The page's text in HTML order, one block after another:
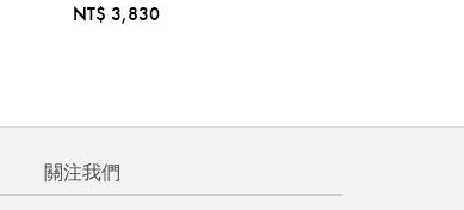
NT$ 3,830
關注我們